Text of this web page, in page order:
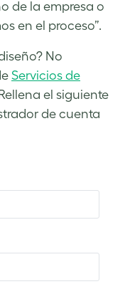
de la empresa o
en el proceso”.
No
Servicios de
el siguiente
de cuenta